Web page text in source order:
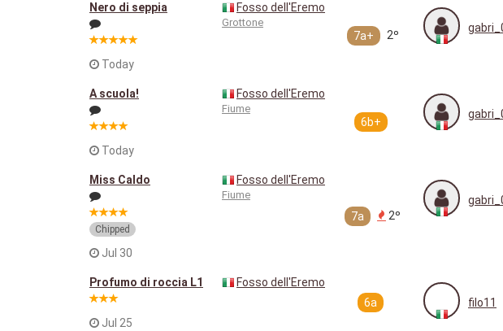
Nero di seppia
Today
Fosso dell'Eremo
Grottone
7a+ 2º
A scuola!
Today
Fosso dell'Eremo
Fiume
6b+
Miss Caldo
Chipped
Jul 30
Fosso dell'Eremo
Fiume
7a 2º
Profumo di roccia L1
Jul 25
Fosso dell'Eremo
6a
filo11